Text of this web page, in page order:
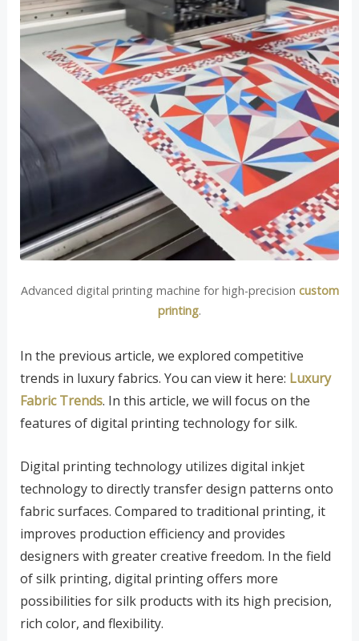
Advanced digital printing machine for high-precision custom
printing.
In the previous article, we explored competitive
trends in luxury fabrics. You can view it here: Luxury
Fabric Trends. In this article, we will focus on the
features of digital printing technology for silk.
Digital printing technology utilizes digital inkjet
technology to directly transfer design patterns onto
fabric surfaces. Compared to traditional printing, it
improves production efficiency and provides
designers with greater creative freedom. In the field
of silk printing, digital printing offers more
possibilities for silk products with its high precision,
rich color, and flexibility.